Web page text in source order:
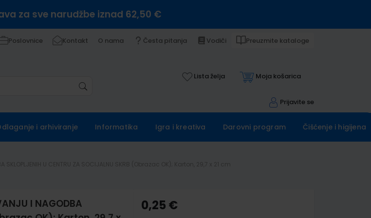
za sve narudžbe iznad 62,50 €
Poslovnice Kontakt O nama Česta pitanja Vodiči Preuzmite kataloge
Lista želja Moja košarica
Prijavite se
i arhiviranje Informatika Igra i kreativa Darovni program Čišćenje i higijena
I NAGODBA
0,25 €